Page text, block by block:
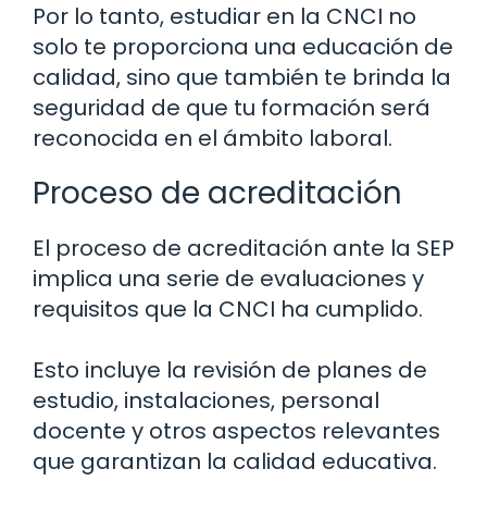
Por lo tanto, estudiar en la CNCI no
solo te proporciona una educación de
calidad, sino que también te brinda la
seguridad de que tu formación será
reconocida en el ámbito laboral.
Proceso de acreditación
El proceso de acreditación ante la SEP
implica una serie de evaluaciones y
requisitos que la CNCI ha cumplido.
Esto incluye la revisión de planes de
estudio, instalaciones, personal
docente y otros aspectos relevantes
que garantizan la calidad educativa.